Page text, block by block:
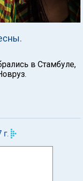
в Стамбуле,
г.